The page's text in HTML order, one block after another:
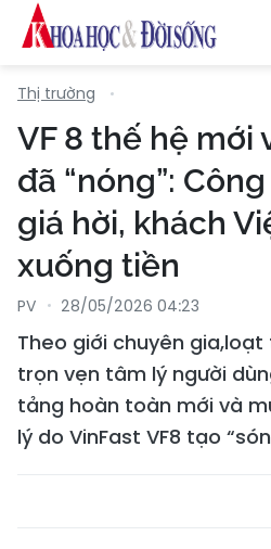
Thị trường
VF 8 thế hệ mới
đã “nóng”:
giá hời, khách
xuống tiền
PV 28/05/2026 04:23
Theo giới chuyên
trọn vẹn tâm lý người
tảng hoàn toàn mới và
lý do VinFast VF8 tạo